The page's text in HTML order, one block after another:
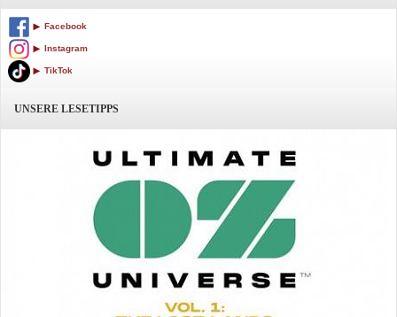
Facebook
Instagram
TikTok
UNSERE LESETIPPS